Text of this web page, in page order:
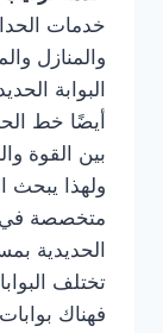
خدمات
والمنازل
البوابة
أيضًا خط
بين القوة
ولهذا يبحث
متخصصة في
الحديدية
تختلف
فهناك